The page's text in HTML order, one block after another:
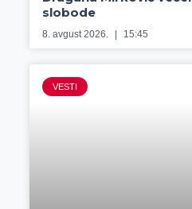
slobode
8. avgust 2026. 15:45
VESTI